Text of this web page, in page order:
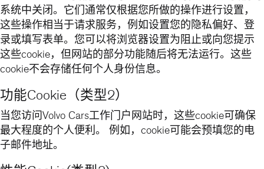
系统中关闭。它们通常仅根据您所做的操作进行设置，
这些操作相当于请求服务，例如设置您的隐私偏好、登
录或填写表单。您可以将浏览器设置为阻止或向您提示
这些cookie，但网站的部分功能随后将无法运行。这些
cookie不会存储任何个人身份信息。
功能Cookie（类型2）
当您访问Volvo Cars工作门户网站时，这些cookie可确保
最大程度的个人便利。 例如，cookie可能会预填您的电
子邮件地址。